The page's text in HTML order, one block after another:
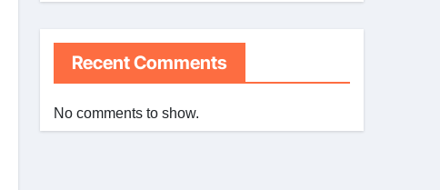
Recent Comments
No comments to show.